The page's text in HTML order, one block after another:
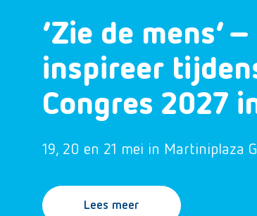
‘Zie de mens’
inspireer
Congres 2027
19, 20 en 21 mei in Martiniplaza
Lees meer